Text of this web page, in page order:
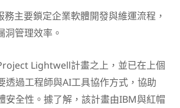
主要鎖定企業軟體開發與維運流程，
洞管理效率。
Lightwell計畫之上，並已在上個
透過工程師與AI工具協作方式，協助
安全性。據了解，該計畫由IBM與紅帽